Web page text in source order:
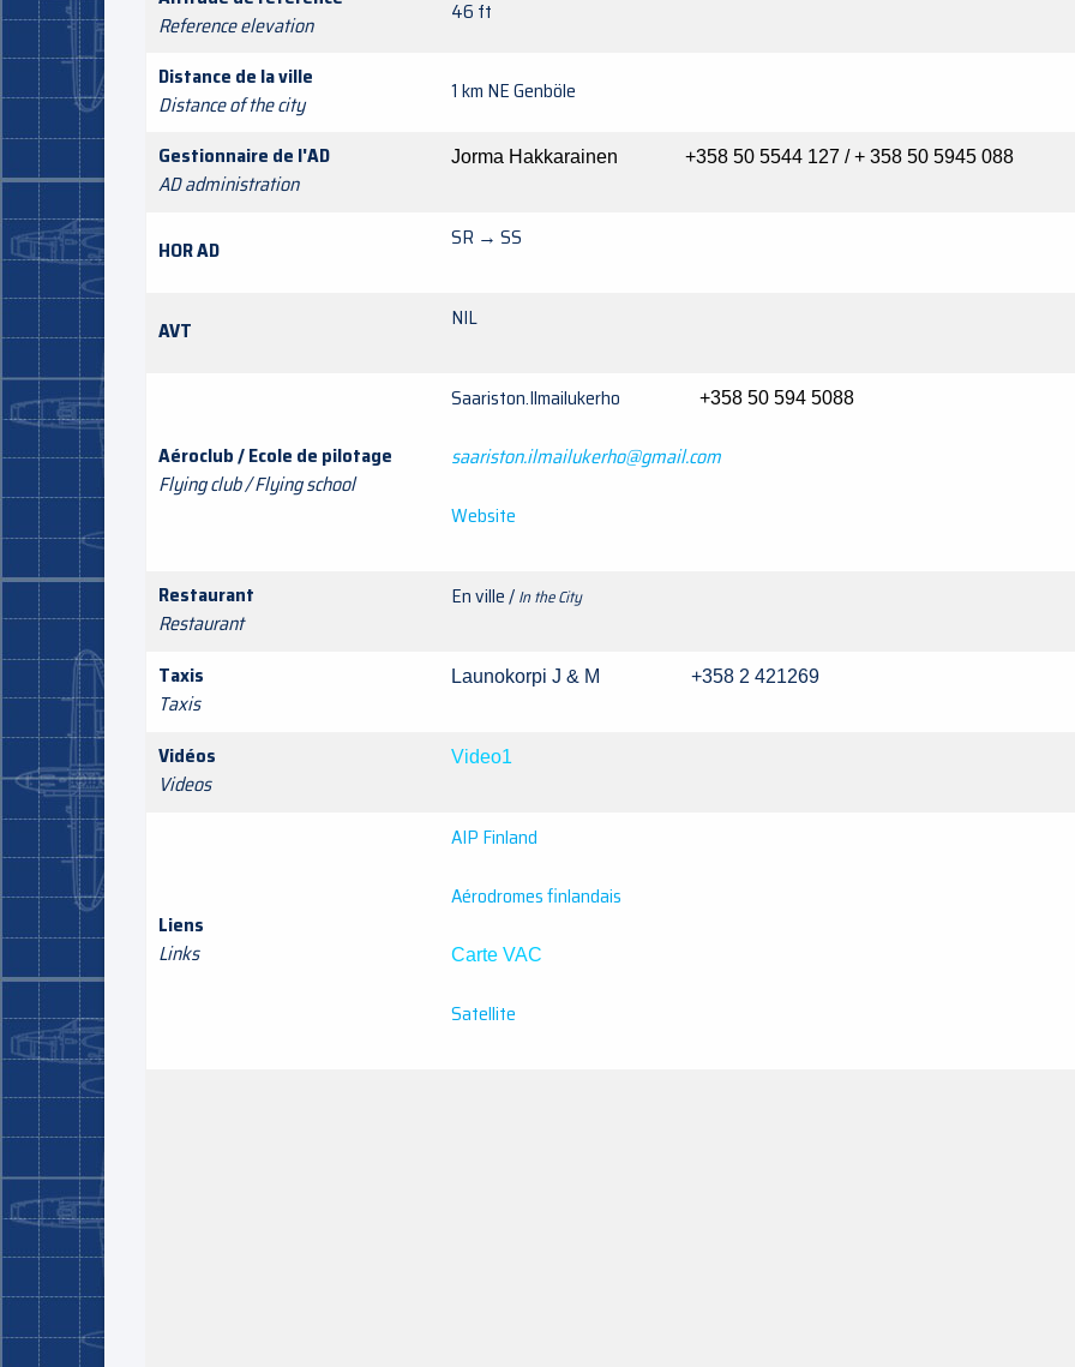
Reference elevation
46 ft
Distance de la ville
Distance of the city
1 km NE Genböle
Gestionnaire de l'AD
AD administration
Jorma Hakkarainen +358 50 5544 127 / + 358 50 5945 088
HOR AD SR → SS
AVT NIL
Aéroclub / Ecole de pilotage
Flying club / Flying school
Saariston.Ilmailukerho +358 50 594 5088
saariston.ilmailukerho@gmail.com
Website
Restaurant
Restaurant
En ville /In the City
Taxis
Taxis
Launokorpi J & M +358 2 421269
Vidéos
Videos
Video1
Liens
Links
AIP Finland
Aérodromes finlandais
Carte VAC
Satellite